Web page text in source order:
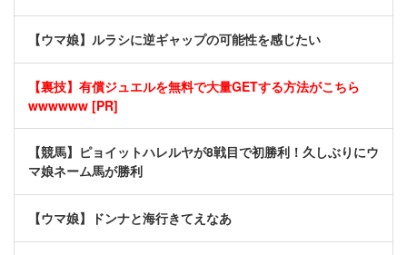
【ウマ娘】ルラシに逆ギャップの可能性を感じたい
【裏技】有償ジュエルを無料で大量GETする方法がこちら
wwwwww [PR]
【競馬】ピョイットハレルヤが8戦目で初勝利！久しぶりにウ
マ娘ネーム馬が勝利
【ウマ娘】ドンナと海行きてえなあ